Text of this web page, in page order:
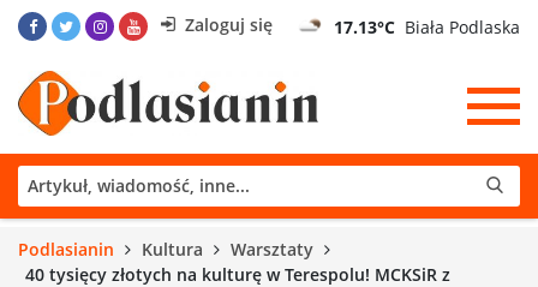
Zaloguj się 17.13°C Biała Podlaska
Podlasianin Kultura
Warsztaty
40 tysięcy złotych na kulturę w Terespolu! MCKSiR z